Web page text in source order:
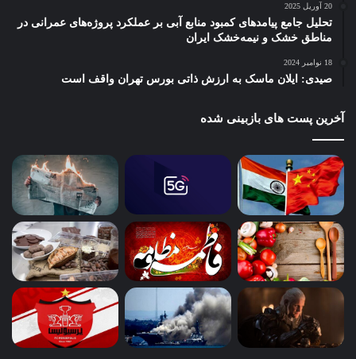
20 آوریل 2025
تحلیل جامع پیامدهای کمبود منابع آبی بر عملکرد پروژه‌های عمرانی در
مناطق خشک و نیمه‌خشک ایران
18 نوامبر 2024
صیدی: ایلان ماسک به ارزش ذاتی بورس تهران واقف است
آخرین پست های بازبینی شده